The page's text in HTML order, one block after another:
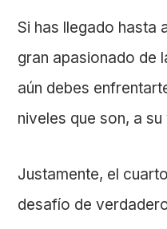
Si has llegado hasta
gran apasionado de
aún debes
niveles que son, a
Justamente, el
desafío de